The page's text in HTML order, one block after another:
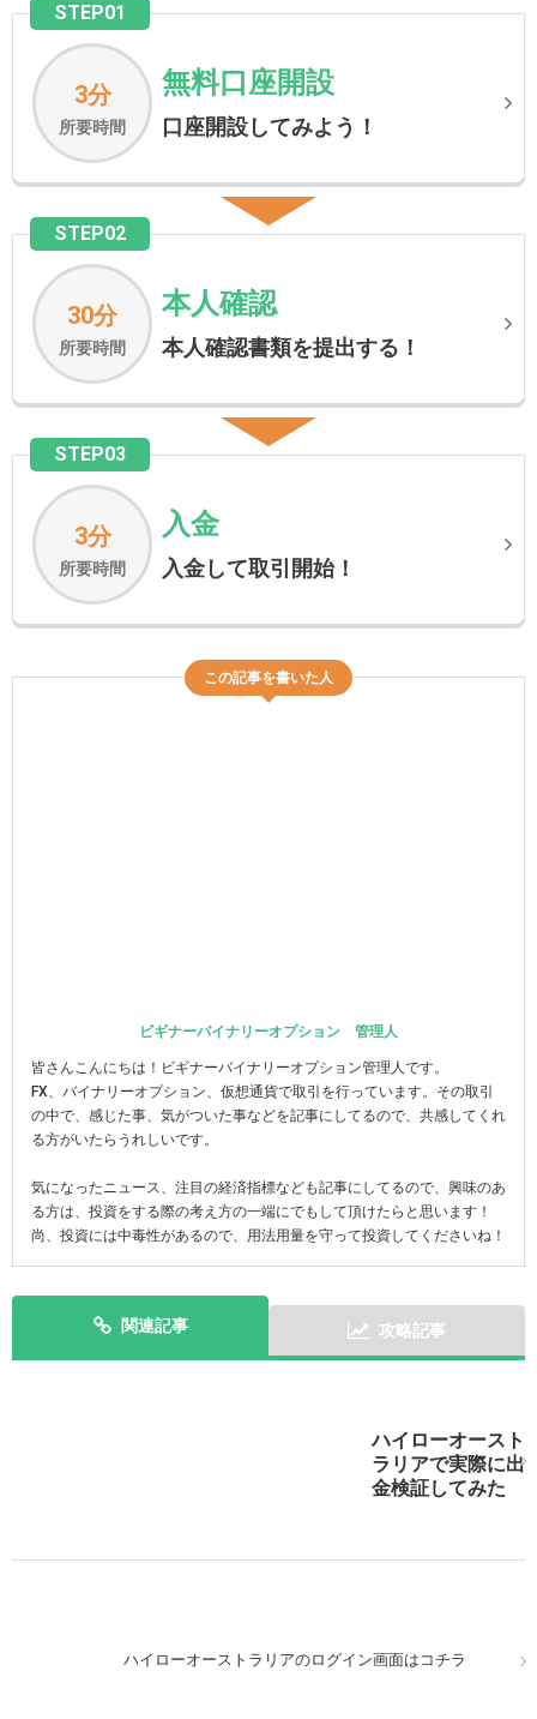
STEP01
3分
所要時間
無料口座開設
口座開設してみよう！
STEP02
30分
所要時間
本人確認
本人確認書類を提出する！
STEP03
3分
所要時間
入金
入金して取引開始！
この記事を書いた人
ビギナーバイナリーオプション 管理人
皆さんこんにちは！ビギナーバイナリーオプション管理人です。
FX、バイナリーオプション、仮想通貨で取引を行っています。その取引
の中で、感じた事、気がついた事などを記事にしてるので、共感してくれ
る方がいたらうれしいです。
気になったニュース、注目の経済指標なども記事にしてるので、興味のあ
る方は、投資をする際の考え方の一端にでもして頂けたらと思います！
尚、投資には中毒性があるので、用法用量を守って投資してくださいね！
関連記事 攻略記事
ハイローオースト
ラリアで実際に出
金検証してみた
ハイローオーストラリアのログイン画面はコチラ
スマホで実践！ハイローオーストラリアのアプリを攻略
パソコンでMT4を使いながら、スマホを使ってハイロー
オーストラリアの取引！